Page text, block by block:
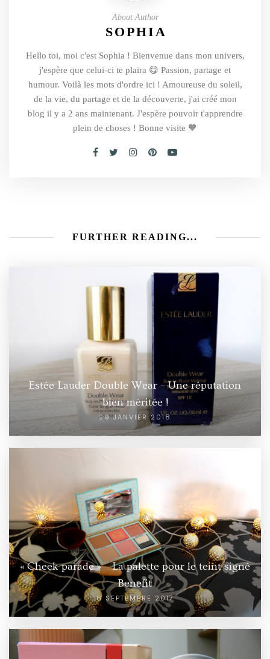
About Author
SOPHIA
Hello toi, moi c'est Sophia ! Bienvenue dans mon univers,
j'espère que celui-ci te plaira 😋 Passion, partage et
humour. Voilà les mots d'ordre ici ! Amoureuse du soleil,
de la vie, du partage et de la découverte, j'ai créé mon
blog il y a 2 ans maintenant. J'espère pouvoir t'apprendre
plein de choses ! Bonne visite 🧡
FURTHER READING...
Estée Lauder Double Wear – Une réputation
bien méritée !
29 JANVIER 2018
« Cheek parade » – La palette pour le teint signé
Benefit
8 SEPTEMBRE 2017